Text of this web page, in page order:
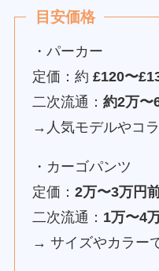
目安価格
・パーカー
定価：約£120〜
二次流通：約2万〜
→人気モデルやコ
・カーゴパンツ
定価：2万〜3万円
二次流通： 1万〜4
→ サイズやカラー